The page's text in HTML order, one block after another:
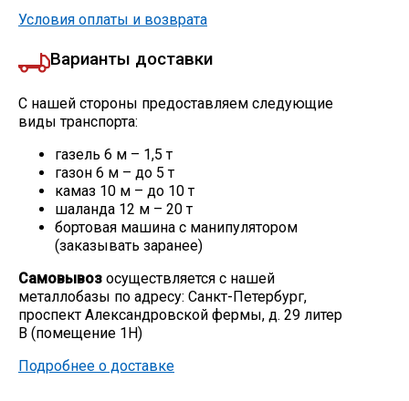
Алюминиевый прокат
Условия оплаты и возврата
Варианты доставки
С нашей стороны предоставляем следующие
виды транспорта:
газель 6 м – 1,5 т
газон 6 м – до 5 т
камаз 10 м – до 10 т
шаланда 12 м – 20 т
бортовая машина с манипулятором
(заказывать заранее)
Самовывоз осуществляется с нашей
металлобазы по адресу: Санкт-Петербург,
проспект Александровской фермы, д. 29 литер
В (помещение 1Н)
Подробнее о доставке